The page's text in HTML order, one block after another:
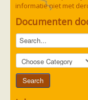
informatie niet met
Documenten